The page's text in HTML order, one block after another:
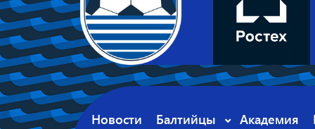
Новости Балтийцы Академия